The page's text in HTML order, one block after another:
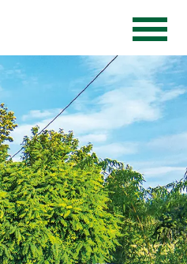
Wörnergärtner